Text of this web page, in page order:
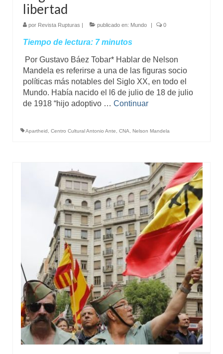
libertad
por Revista Rupturas | publicado en: Mundo | 0
Tiempo de lectura: 7 minutos
Por Gustavo Báez Tobar* Hablar de Nelson
Mandela es referirse a una de las figuras socio
políticas más notables del Siglo XX, en todo el
Mundo. Había nacido el l6 de julio de 18 de julio
de 1918 “hijo adoptivo … Continuar
Apartheid Centro Cultural Antonio Ante CNA Nelson Mandela